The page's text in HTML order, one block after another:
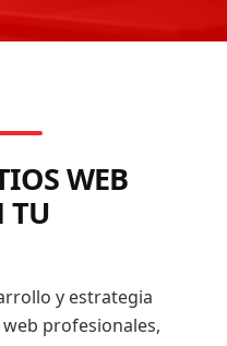
WEB
TU
y estrategia
profesionales,